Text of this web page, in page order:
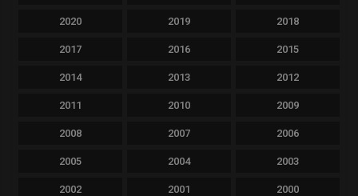
2020 2019 2018
2017 2016 2015
2014 2013 2012
2011 2010 2009
2008 2007 2006
2005 2004 2003
2002 2001 2000